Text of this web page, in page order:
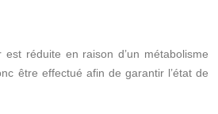
réduite en raison d’un métabolisme
être effectué afin de garantir l’état de